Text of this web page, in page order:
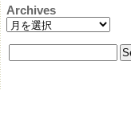
Archives